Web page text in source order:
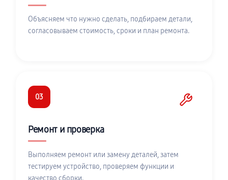
Объясняем что нужно сделать, подбираем детали,
согласовываем стоимость, сроки и план ремонта.
03
Ремонт и проверка
Выполняем ремонт или замену деталей, затем
тестируем устройство, проверяем функции и
качество сборки.